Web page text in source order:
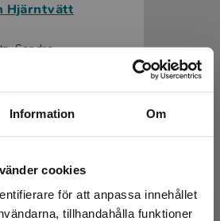
Information Om
cookies
för att anpassa innehållet
tillhandahålla funktioner
Hjärntvätt
Sandra
139 kr